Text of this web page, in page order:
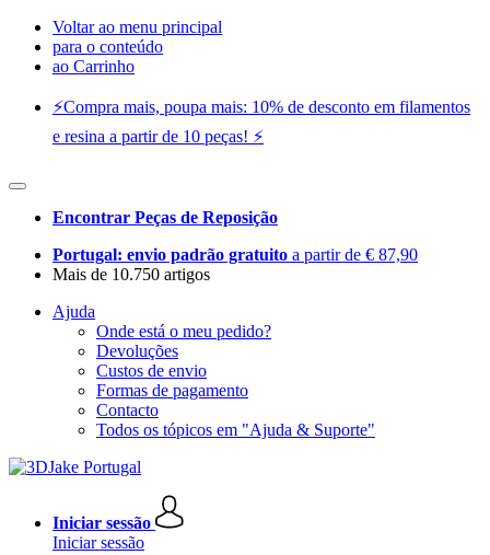
Voltar ao menu principal
para o conteúdo
ao Carrinho
⚡️Compra mais, poupa mais: 10% de desconto em filamentos
e resina a partir de 10 peças! ⚡️
Encontrar Peças de Reposição
Portugal: envio padrão gratuito a partir de € 87,90
Mais de 10.750 artigos
Ajuda
Onde está o meu pedido?
Devoluções
Custos de envio
Formas de pagamento
Contacto
Todos os tópicos em "Ajuda & Suporte"
Iniciar sessão
Iniciar sessão